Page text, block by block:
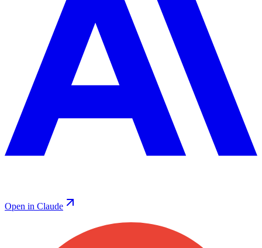
Open in Claude